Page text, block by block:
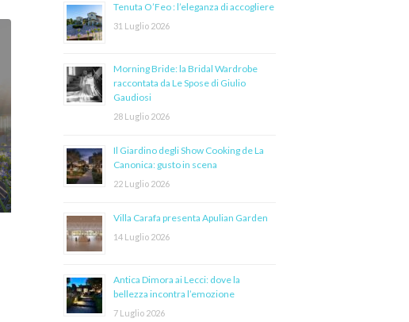
Tenuta O’Feo : l’eleganza di accogliere
31 Luglio 2026
Morning Bride: la Bridal Wardrobe
raccontata da Le Spose di Giulio
Gaudiosi
28 Luglio 2026
Il Giardino degli Show Cooking de La
Canonica: gusto in scena
22 Luglio 2026
Villa Carafa presenta Apulian Garden
14 Luglio 2026
Antica Dimora ai Lecci: dove la
bellezza incontra l’emozione
7 Luglio 2026